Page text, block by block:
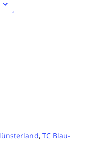
, TC Blau-